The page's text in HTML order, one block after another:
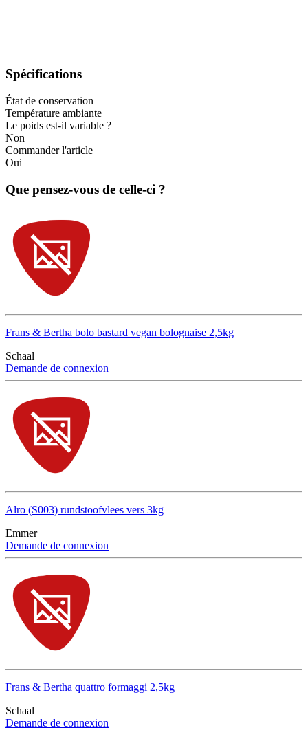
Spécifications
État de conservation
Température ambiante
Le poids est-il variable ?
Non
Commander l'article
Oui
Que pensez-vous de celle-ci ?
Frans & Bertha bolo bastard vegan bolognaise 2,5kg
Schaal
Demande de connexion
Alro (S003) rundstoofvlees vers 3kg
Emmer
Demande de connexion
Frans & Bertha quattro formaggi 2,5kg
Schaal
Demande de connexion